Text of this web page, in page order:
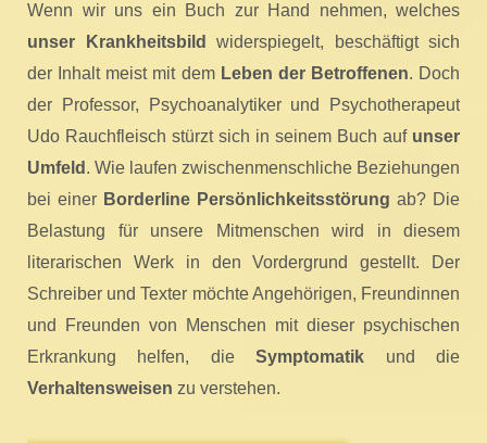
Wenn wir uns ein Buch zur Hand nehmen, welches
unser Krankheitsbild
widerspiegelt, beschäftigt sich
der Inhalt meist mit dem Leben der Betroffenen. Doch
der Professor, Psychoanalytiker und Psychotherapeut
Udo Rauchfleisch stürzt sich in seinem Buch auf unser
Umfeld . Wie laufen zwischenmenschliche Beziehungen
bei einer Borderline Persönlichkeitsstörung ab? Die
Belastung für unsere Mitmenschen wird in diesem
literarischen Werk in den Vordergrund gestellt. Der
Schreiber und Texter möchte Angehörigen, Freundinnen
und Freunden von Menschen mit dieser psychischen
Erkrankung helfen, dieSymptomatik und die
Verhaltensweisen zu verstehen.